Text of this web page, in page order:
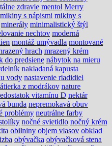
zdravie mentol Merry
mikiny s nápismi mikiny s
minerály minimalistický štýl
nechtov moderná
montáž umývadla montované
hrach mrazený krém
do predsiene nábytok na mieru
nakladaná kapusta
vody nastavenie riadidiel
z modrákov nature
vitamínu D nektár
bunda nepremokavá obuv
problémy neutrálne farby
nočné svietidlo nočný krém
obilniny objem vlasov obklad
obývačka obývačková stena